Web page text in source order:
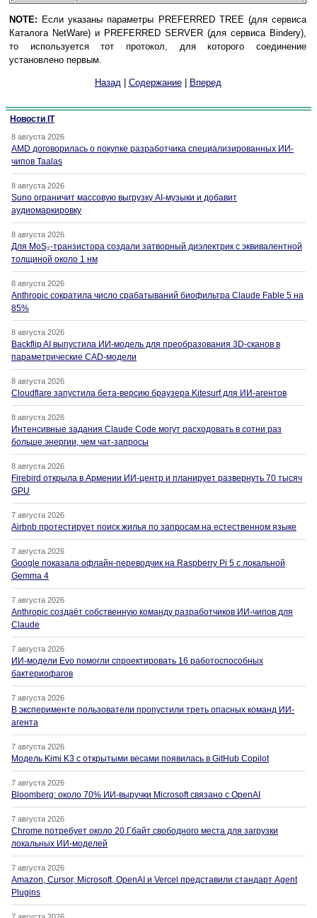
NOTE: Если указаны параметры PREFERRED TREE (для сервиса
Каталога NetWare) и PREFERRED SERVER (для сервиса Bindery),
то используется тот протокол, для которого соединение
установлено первым.
Назад | Содержание| Вперед
Новости IT
8 августа 2026
AMD договорилась о покупке разработчика специализированных ИИ-
чипов Taalas
8 августа 2026
Suno ограничит массовую выгрузку AI-музыки и добавит
аудиомаркировку
8 августа 2026
Для MoS₂-транзистора создали затворный диэлектрик с эквивалентной
толщиной около 1 нм
8 августа 2026
Anthropic сократила число срабатываний биофильтра Claude Fable 5 на
85%
8 августа 2026
Backflip AI выпустила ИИ-модель для преобразования 3D-сканов в
параметрические CAD-модели
8 августа 2026
Cloudflare запустила бета-версию браузера Kitesurf для ИИ-агентов
8 августа 2026
Интенсивные задания Claude Code могут расходовать в сотни раз
больше энергии, чем чат-запросы
8 августа 2026
Firebird открыла в Армении ИИ-центр и планирует развернуть 70 тысяч
GPU
7 августа 2026
Airbnb протестирует поиск жилья по запросам на естественном языке
7 августа 2026
Google показала офлайн-переводчик на Raspberry Pi 5 с локальной
Gemma 4
7 августа 2026
Anthropic создаёт собственную команду разработчиков ИИ-чипов для
Claude
7 августа 2026
ИИ-модели Evo помогли спроектировать 16 работоспособных
бактериофагов
7 августа 2026
В эксперименте пользователи пропустили треть опасных команд ИИ-
агента
7 августа 2026
Модель Kimi K3 с открытыми весами появилась в GitHub Copilot
7 августа 2026
Bloomberg: около 70% ИИ-выручки Microsoft связано с OpenAI
7 августа 2026
Chrome потребует около 20 Гбайт свободного места для загрузки
локальных ИИ-моделей
7 августа 2026
Amazon, Cursor, Microsoft, OpenAI и Vercel представили стандарт Agent
Plugins